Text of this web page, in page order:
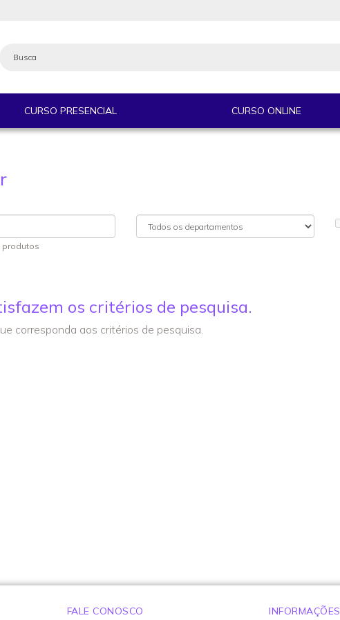
CURSO PRESENCIAL CURSO ONLINE
produtos
os critérios de pesquisa.
corresponda aos critérios de pesquisa.
FALE CONOSCO INFORMAÇÕES